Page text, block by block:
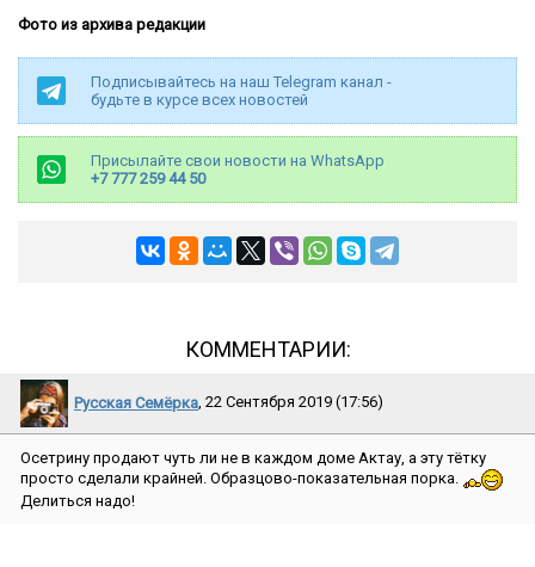
Фото из архива редакции
Подписывайтесь на наш Telegram канал -
будьте в курсе всех новостей
Присылайте свои новости на WhatsApp
+7 777 259 44 50
КОММЕНТАРИИ:
Русская Семёрка, 22 Сентября 2019 (17:56)
Осетрину продают чуть ли не в каждом доме Актау, а эту тётку
просто сделали крайней. Образцово-показательная порка.
Делиться надо!